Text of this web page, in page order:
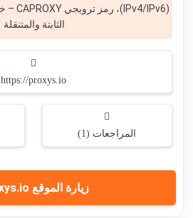
الثابتة والمتنقلة
https://proxys.io
المراجعات (1)
زيارة الموقع Proxys.io